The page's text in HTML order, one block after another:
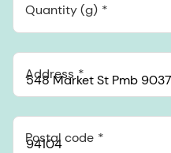
Quantity (g)
Address
Postal code